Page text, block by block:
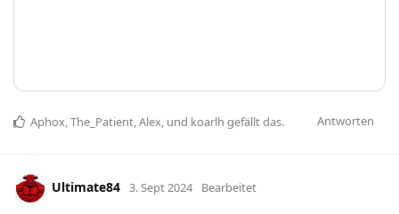
Antworten
Aphox,The_Patient,Alex, und koarlh gefällt das.
Ultimate84 3. Sept 2024 Bearbeitet